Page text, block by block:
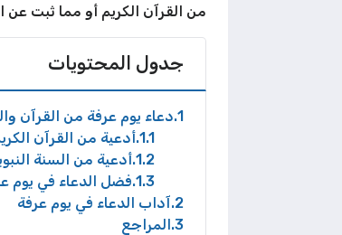
من القرآن الكريم أو مما ثبت عن
جدول المحتويات
1 دعاء يوم عرفة من القرآن
1.1 أدعية من القرآن
1.2 أدعية من السنة
1.3 فضل الدعاء في يوم
2 آداب الدعاء في يوم عرفة
3 المراجع